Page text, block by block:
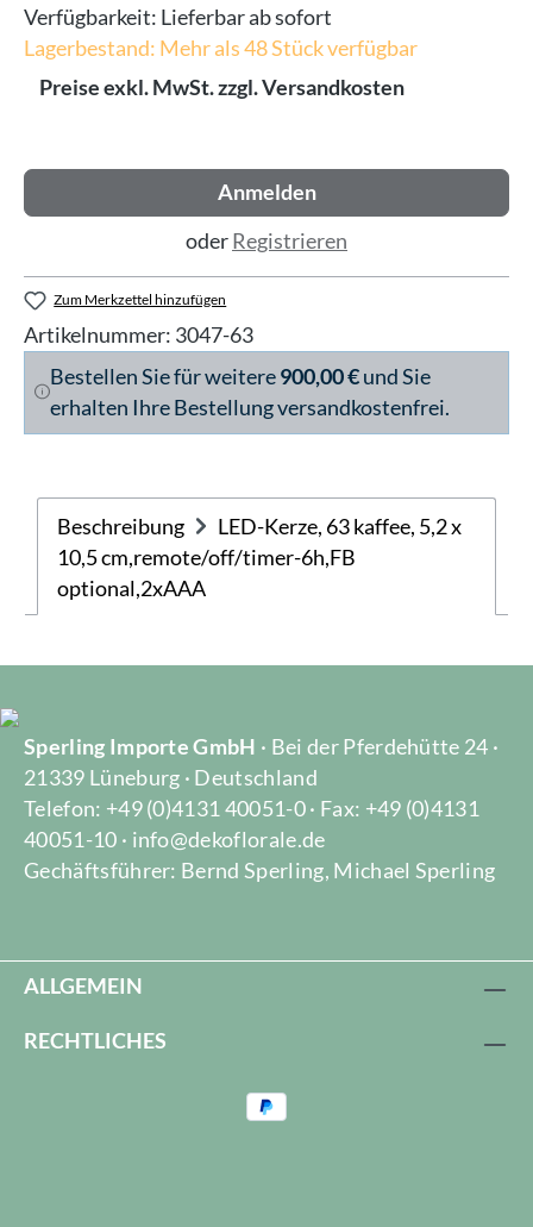
Verfügbarkeit: Lieferbar ab sofort
Lagerbestand: Mehr als 48 Stück verfügbar
Preise exkl. MwSt. zzgl. Versandkosten
Anmelden
oderRegistrieren
Zum Merkzettel hinzufügen
Artikelnummer: 3047-63
Bestellen Sie für weitere900,00 €und Sie
erhalten Ihre Bestellung versandkostenfrei.
Beschreibung
LED-Kerze, 63 kaffee, 5,2 x
10,5 cm,remote/off/timer-6h,FB
optional,2xAAA
Sperling Importe GmbH · Bei der Pferdehütte 24 ·
21339 Lüneburg · Deutschland
Telefon: +49 (0)4131 40051-0 · Fax: +49 (0)4131
40051-10 · info@dekoflorale.de
Gechäftsführer: Bernd Sperling, Michael Sperling
ALLGEMEIN
RECHTLICHES